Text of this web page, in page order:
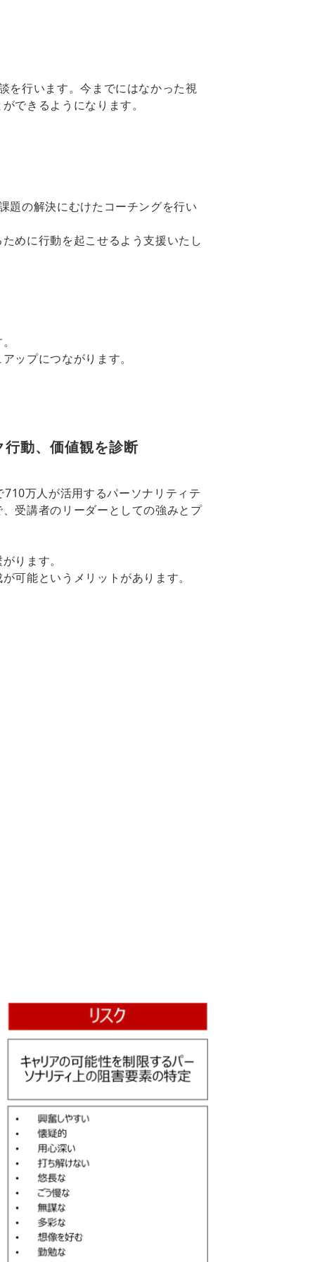
を行います。今までにはなかった視
できるようになります。
題の解決にむけたコーチングを行い
めに行動を起こせるよう支援いたし
ップにつながります。
動、価値観を診断
万人が活用するパーソナリティテ
受講者のリーダーとしての強みとプ
ります。
可能というメリットがあります。